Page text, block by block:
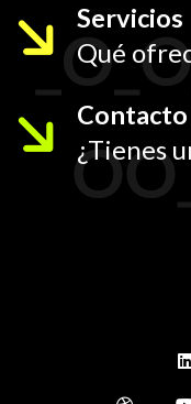
Servicios
Qué
Contacto
¿Tienes